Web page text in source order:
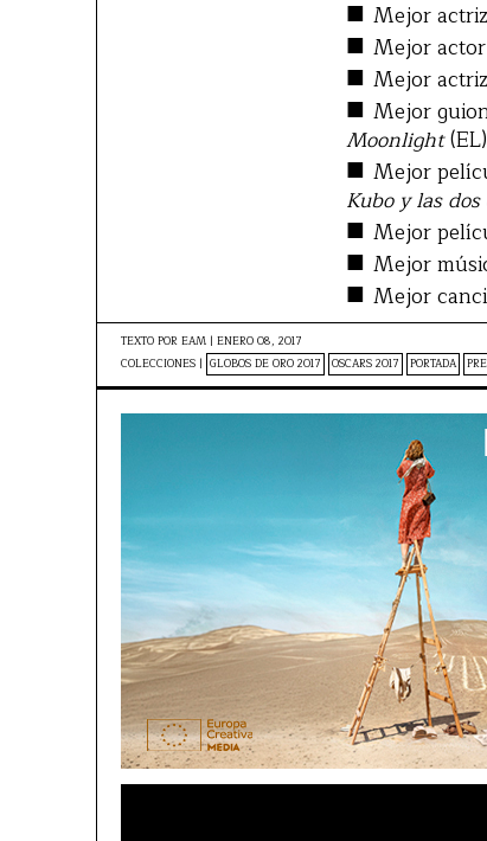
■ Mejor
■ Mejor
■ Mejor
■ Mejor
Moonlight
■ Mejor
Kubo y las
■ Mejor
■ Mejor
■ Mejor
TEXTO POR EAM | ENERO 08, 2017
COLECCIONES | GLOBOS DE ORO 2017 OSCARS 2017 PORTADA